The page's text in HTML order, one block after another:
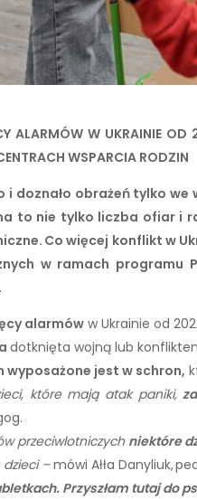
ALARMÓW W UKRAINIE
WSPARCIA RODZIN
i doznało obrażeń tylko
to nie tylko liczba ofiar i
Co więcej konflikt w
w ramach programu
alarmów w Ukrainie od
dotknięta wojną lub
wyposażone jest w schron,
które mają atak paniki,
przeciwlotniczych niektóre
dzieci –mówi Ałła Danyliuk,
Przyszłam tutaj do